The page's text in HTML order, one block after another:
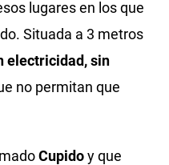
lugares en los que
Situada a 3 metros
electricidad, sin
no permitan que
Cupidoy que